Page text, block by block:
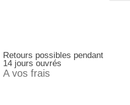
Retours possibles pendant
14 jours ouvrés
A vos frais